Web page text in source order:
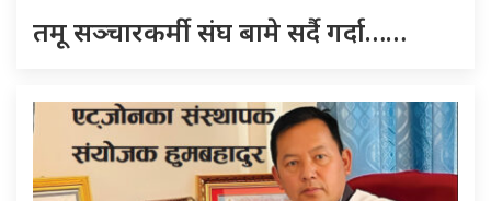
तमू सञ्चारकर्मी संघ बामे सर्दै गर्दा……